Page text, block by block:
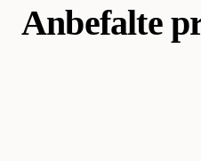
Anbefalte